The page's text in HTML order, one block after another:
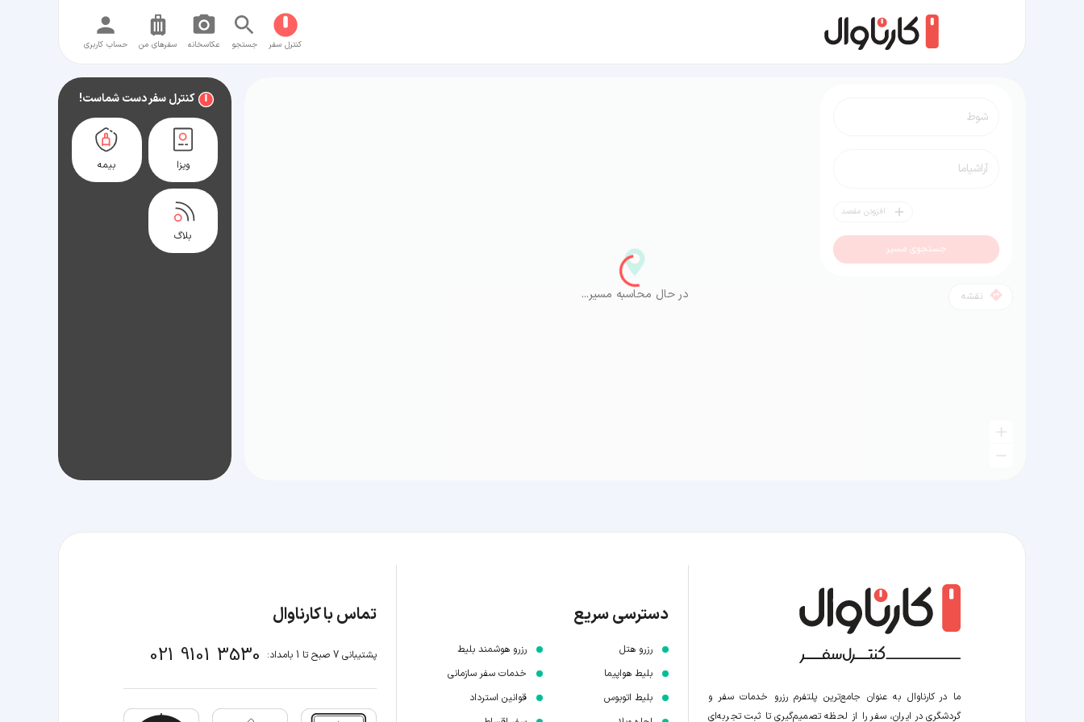
کنترل سفر جستجو عکاسخانه سفر‌های من حساب کاربری
افزودن مقصد
جستجوی مسیر
نقشه در حال محاسبه مسیر...
کنترل سفر دست شماست!
ویزا بیمه
بلاگ
ما در کارناوال به عنوان جامع‌ترین پلتفرم رزرو خدمات سفر و
گردشگری در ایران، سفر را از لحظه‌ تصمیم‌گیری تا ثبت تجربه‌ای
دسترسی سریع
رزرو هتل
بلیط هواپیما
بلیط اتوبوس
رزرو هوشمند بلیط
خدمات سفر سازمانی
قوانین استرداد
تماس با کارناوال
پشتیبانی 7 صبح تا 1 بامداد: 021 9101 3530